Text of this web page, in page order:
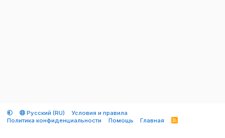
Русский (RU)
Условия и правила
Политика конфиденциальности
Помощь Главная
R